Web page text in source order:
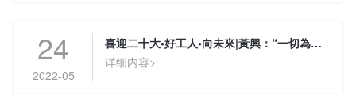
24
2022-05
喜迎二十大•好工人•向未來|黃興：“一切為用戶著想，保證用戶用氣安全”
详细内容>